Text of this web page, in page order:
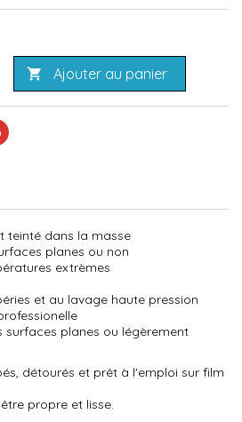
 Ajouter au panier
teinté dans la masse
planes ou non
extrèmes
et au lavage haute pression
surfaces planes ou légèrement
détourés et prêt à l'emploi sur film
propre et lisse.